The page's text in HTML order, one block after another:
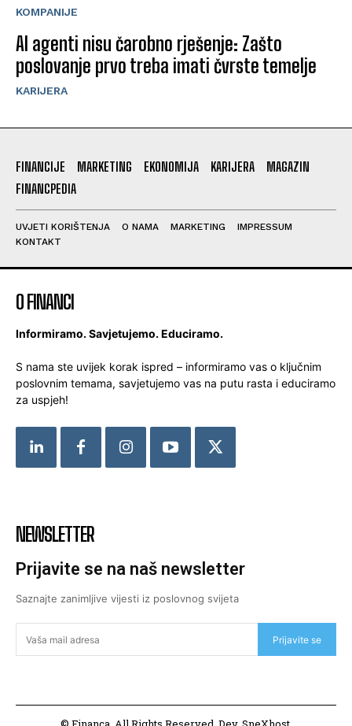
KOMPANIJE
AI agenti nisu čarobno rješenje: Zašto
poslovanje prvo treba imati čvrste temelje
KARIJERA
FINANCIJE MARKETING EKONOMIJA KARIJERA
MAGAZIN
FINANCPEDIA
UVJETI KORIŠTENJA O NAMA MARKETING
IMPRESSUM
KONTAKT
O FINANCI
Informiramo. Savjetujemo. Educiramo.
S nama ste uvijek korak ispred – informiramo vas o ključnim
poslovnim temama, savjetujemo vas na putu rasta i educiramo
za uspjeh!
NEWSLETTER
Prijavite se na naš newsletter
Saznajte zanimljive vijesti iz poslovnog svijeta
Prijavite se